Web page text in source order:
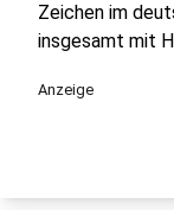
Zeichen im
insgesamt mit
Anzeige